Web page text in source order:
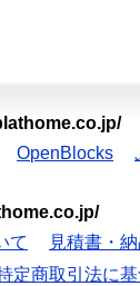
OpenBlocks
て
見積書・
定商取引法に